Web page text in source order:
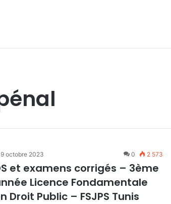
9 octobre 2023 0 2 573
et examens corrigés – 3ème
Licence Fondamentale
Droit Public – FSJPS Tunis